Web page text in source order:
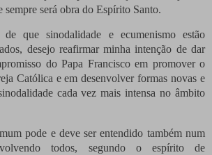
sempre será obra do Espírito Santo.
que sinodalidade e ecumenismo estão
desejo reafirmar minha intenção de dar
do Papa Francisco em promover o
Católica e em desenvolver formas novas e
cada vez mais intensa no âmbito
pode e deve ser entendido também num
todos, segundo o espírito de